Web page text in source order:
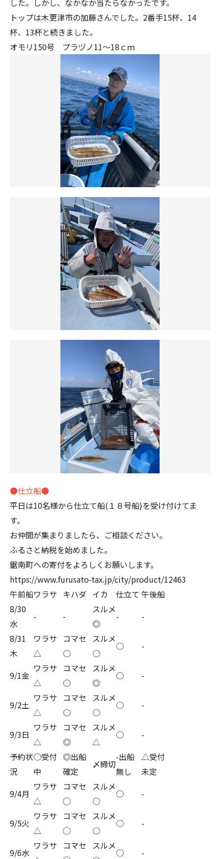
した。しかし、なかなか当たらなかったです。
トップは木更津市の加藤さんでした。2番手15杯、14
杯、13杯と続きました。
オモリ150号 プラヅノ11～18ｃｍ
●仕立船●
平日は10名様から仕立て船(１８号船)を受け付けてま
す。
お仲間が集まりましたら、ご相談ください。
ふるさと納税を始めました。
鋸南町への寄付をよろしくお願いします。
https://www.furusato-tax.jp/city/product/12463
午前船ワラサ キハダ イカ 仕立て 午後船
8/30
水
- -
スルメ
◎
-
-
8/31
木
ワラサ
△
コマセ
○
スルメ
○
○ -
9/1金
ワラサ
△
コマセ
○
スルメ
◎
○ -
9/2土
ワラサ
△
コマセ
○
スルメ
○
○ -
9/3日
ワラサ
△
コマセ
◎
スルメ
△
○
-
予約状
況
○受付
中
◎出船
確定
〆締切
-出船
無し
△受付
未定
9/4月
ワラサ
△
コマセ
◯
スルメ
○
○ -
9/5火
ワラサ
△
コマセ
◯
スルメ
○
○ -
9/6水
ワラサ コマセ
スルメ
○ -